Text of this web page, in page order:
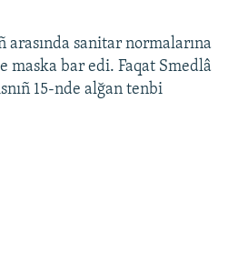
arasında sanitar normalarına
maska bar edi. Faqat Smedlâ
15-nde alğan tenbi